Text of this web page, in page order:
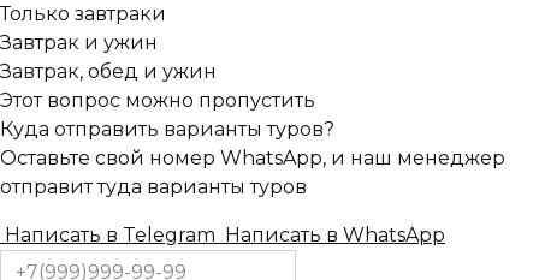
Только завтраки
Завтрак и ужин
Завтрак, обед и ужин
Этот вопрос можно пропустить
Куда отправить варианты туров?
Оставьте свой номер WhatsApp, и наш менеджер
отправит туда варианты туров
Написать в Telegram Написать в WhatsApp